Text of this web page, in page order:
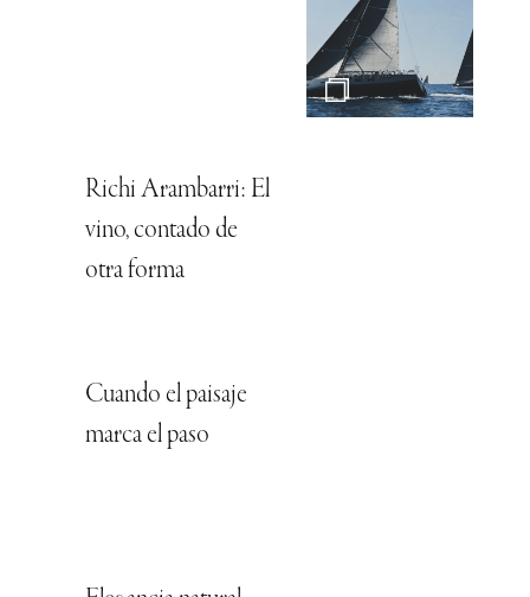
Richi Arambarri: El
vino, contado de
otra forma
Cuando el paisaje
marca el paso